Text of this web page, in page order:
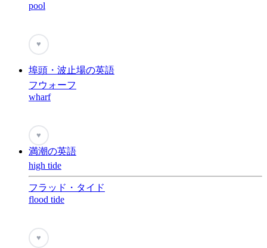
pool
♥
埠頭・波止場の英語
フウォーフ
wharf
♥
満潮の英語
high tide
フラッド・タイド
flood tide
♥